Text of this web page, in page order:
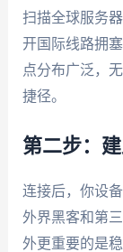
扫描全球服务
开国际线路拥
点分布广泛，
捷径。
第二步：
连接后，你设
外界黑客和第
外更重要的是